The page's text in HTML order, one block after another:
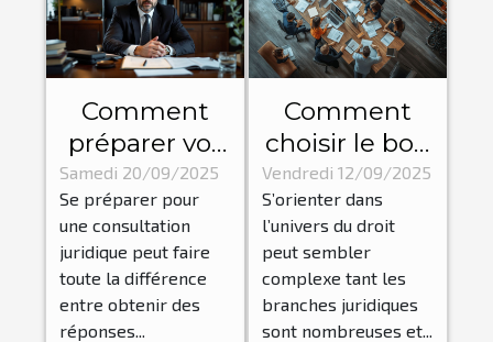
Comment
préparer vos
questions
pour une
consultation
juridique
efficace ?
Samedi 20/09/2025
Se préparer pour
une consultation
juridique peut faire
toute la différence
entre obtenir des
réponses...
Comment
choisir le bon
domaine
juridique
pour votre
situation ?
Vendredi 12/09/2025
S’orienter dans
l’univers du droit
peut sembler
complexe tant les
branches juridiques
sont nombreuses et...